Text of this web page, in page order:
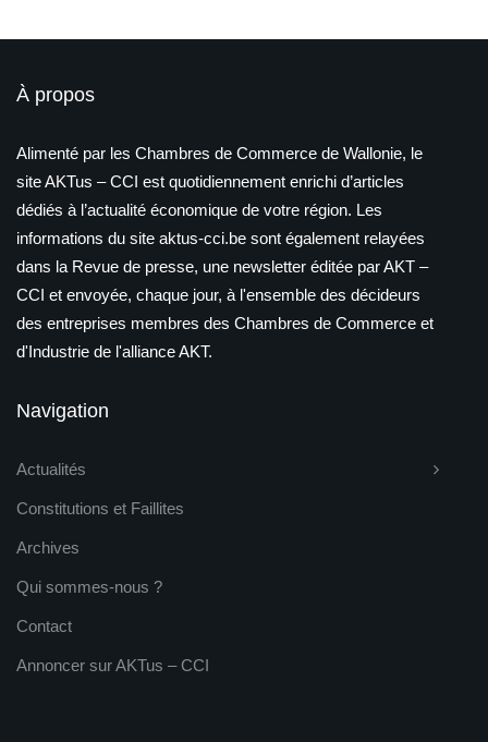
À propos
Alimenté par les Chambres de Commerce de Wallonie, le
site AKTus – CCI est quotidiennement enrichi d’articles
dédiés à l’actualité économique de votre région. Les
informations du site aktus-cci.be sont également relayées
dans la Revue de presse, une newsletter éditée par AKT –
CCI et envoyée, chaque jour, à l'ensemble des décideurs
des entreprises membres des Chambres de Commerce et
d'Industrie de l'alliance AKT.
Navigation
Actualités
Constitutions et Faillites
Archives
Qui sommes-nous ?
Contact
Annoncer sur AKTus – CCI